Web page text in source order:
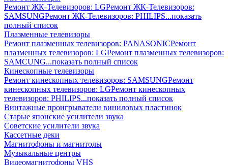
Ремонт ЖК-Телевизоров: LGРемонт ЖК-Телевизоров:
SAMSUNGРемонт ЖК-Телевизоров: PHILIPS...показать
полный список
Плазменные телевизоры
Ремонт плазменных телевизоров: PANASONICРемонт
плазменных телевизоров: LGРемонт плазменных телевизоров:
SAMCUNG...показать полный список
Кинескопные телевизоры
Ремонт кинескопных телевизоров: SAMSUNGРемонт
кинескопных телевизоров: LGРемонт кинескопных
телевизоров: PHILIPS...показать полный список
Винтажные проигрыватели виниловых пластинок
Старые японские усилители звука
Советские усилители звука
Кассетные деки
Магнитофоны и магнитолы
Музыкальные центры
Видеомагнитофоны VHS